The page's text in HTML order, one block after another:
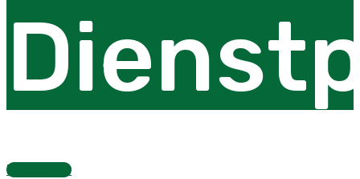
Dienstplan